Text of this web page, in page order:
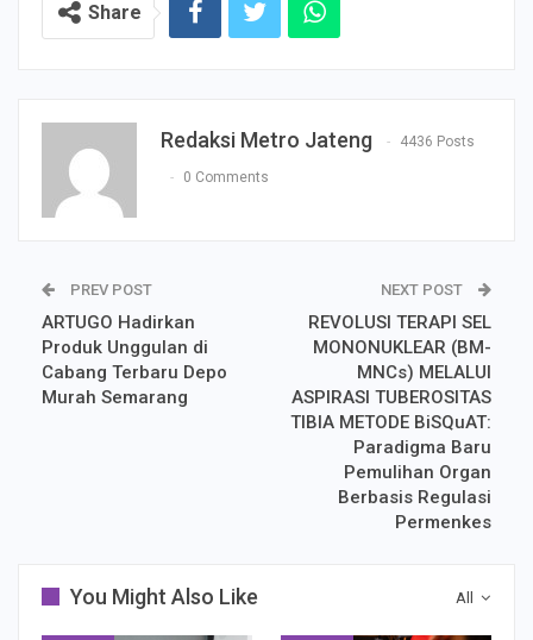
Share
Redaksi Metro Jateng 4436 Posts
0 Comments
PREV POST
ARTUGO Hadirkan
Produk Unggulan di
Cabang Terbaru Depo
Murah Semarang
NEXT POST
REVOLUSI TERAPI SEL
MONONUKLEAR (BM-
MNCs) MELALUI
ASPIRASI TUBEROSITAS
TIBIA METODE BiSQuAT:
Paradigma Baru
Pemulihan Organ
Berbasis Regulasi
Permenkes
All
You Might Also Like